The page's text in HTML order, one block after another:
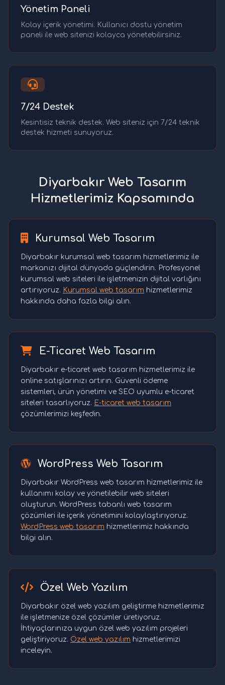
Yönetim Paneli
Kolay içerik yönetimi. Kullanıcı dostu yönetim
paneli ile web sitenizi kolayca yönetebilirsiniz.
7/24 Destek
Kesintisiz teknik destek. Web siteniz için 7/24 teknik
destek hizmeti sunuyoruz.
Diyarbakır Web Tasarım
Hizmetlerimiz Kapsamında
Kurumsal Web Tasarım
Diyarbakır kurumsal web tasarım hizmetlerimiz ile
markanızı dijital dünyada güçlendirin. Profesyonel
kurumsal web siteleri ile işletmenizin dijital varlığını
artırıyoruz. Kurumsal web tasarım hizmetlerimiz
hakkında daha fazla bilgi alın.
E-Ticaret Web Tasarım
Diyarbakır e-ticaret web tasarım hizmetlerimiz ile
online satışlarınızı artırın. Güvenli ödeme
sistemleri, ürün yönetimi ve SEO uyumlu e-ticaret
siteleri tasarlıyoruz. E-ticaret web tasarım
çözümlerimizi keşfedin.
WordPress Web Tasarım
Diyarbakır WordPress web tasarım hizmetlerimiz ile
kullanımı kolay ve yönetilebilir web siteleri
oluşturun. WordPress tabanlı web tasarım
çözümleri ile içerik yönetimini kolaylaştırıyoruz.
WordPress web tasarım hizmetlerimiz hakkında
bilgi alın.
Özel Web Yazılım
Diyarbakır özel web yazılım geliştirme hizmetlerimiz
ile işletmenize özel çözümler üretiyoruz.
İhtiyaçlarınıza uygun özel web yazılım projeleri
geliştiriyoruz. Özel web yazılım hizmetlerimizi
inceleyin.